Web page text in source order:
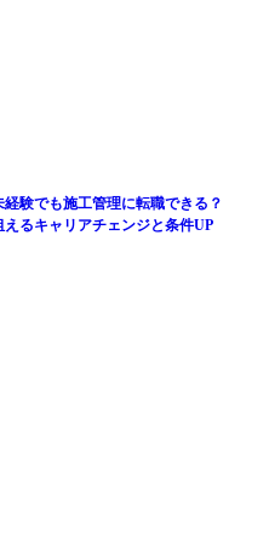
経験でも施工管理に転職できる？
えるキャリアチェンジと条件UP